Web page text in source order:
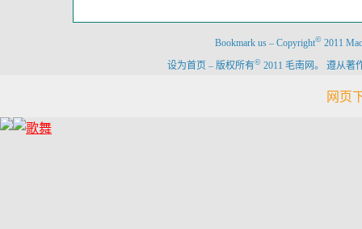
Bookmark us – Copyright© 2011
设为首页 – 版权所有© 2011 毛南网。 遵从著
网页